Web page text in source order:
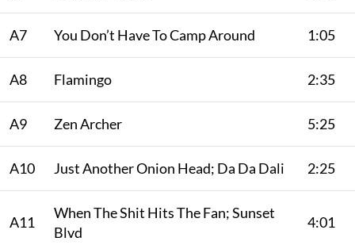
A7 You Don’t Have To Camp Around 1:05
A8 Flamingo 2:35
A9 Zen Archer 5:25
A10 Just Another Onion Head; Da Da Dali 2:25
A11
When The Shit Hits The Fan; Sunset
Blvd
4:01